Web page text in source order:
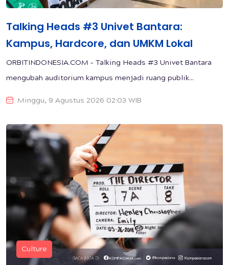
Talking Heads #3 Univet Bantara:
Kampus, Hardcore, dan UMKM Lokal
ORBITINDONESIA.COM – Talking Heads #3 Univet Bantara
mengubah auditorium kampus menjadi ruang publik...
Minggu, 9 Agustus 2026 02:03 WIB
Culture